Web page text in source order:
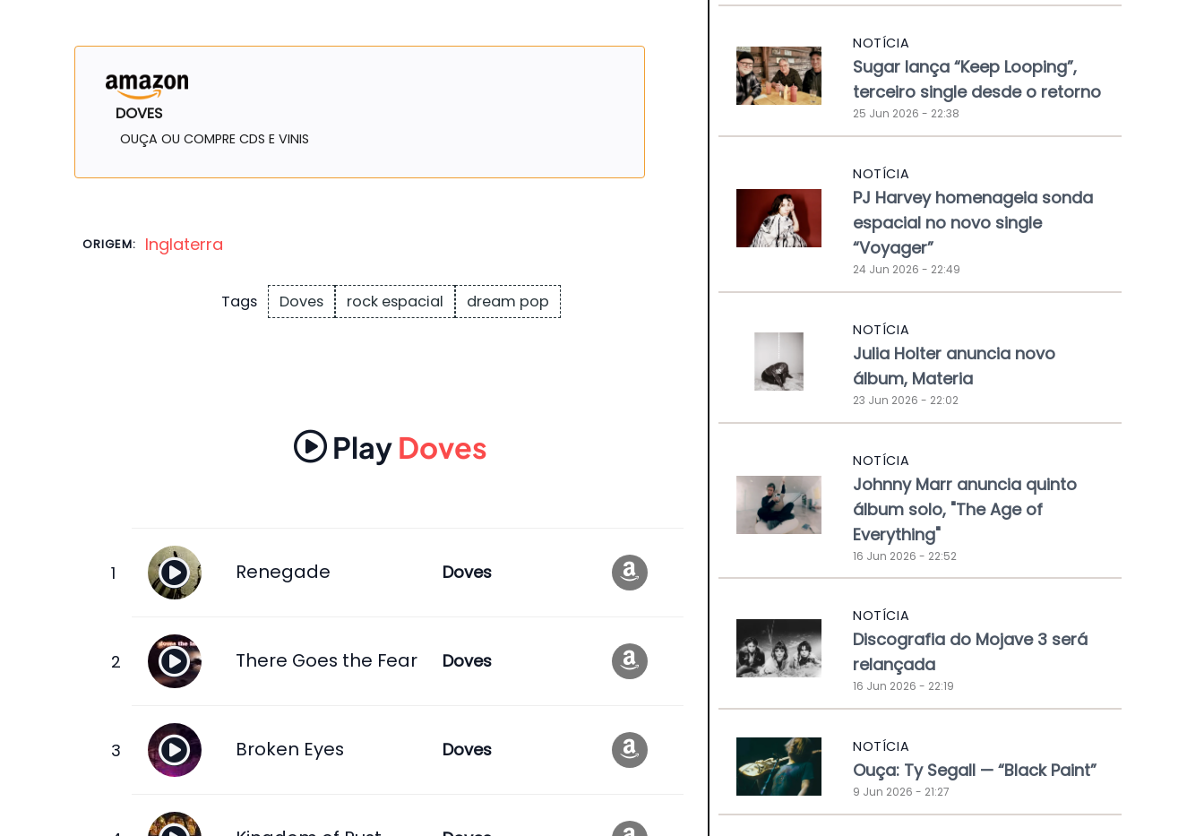
DOVES
OUÇA OU COMPRE CDS E VINIS
ORIGEM: Inglaterra
Tags Doves rock espacial dream pop
PlayDoves
Renegade Doves
There Goes the Fear Doves
Broken Eyes Doves
NOTÍCIA
Sugar lança “Keep Looping”,
terceiro single desde o retorno
25 Jun 2026 - 22:38
NOTÍCIA
PJ Harvey homenageia sonda
espacial no novo single
“Voyager”
24 Jun 2026 - 22:49
NOTÍCIA
Julia Holter anuncia novo
álbum, Materia
23 Jun 2026 - 22:02
NOTÍCIA
Johnny Marr anuncia quinto
álbum solo, "The Age of
Everything"
16 Jun 2026 - 22:52
NOTÍCIA
Discografia do Mojave 3 será
relançada
16 Jun 2026 - 22:19
NOTÍCIA
Ouça: Ty Segall — “Black Paint”
9 Jun 2026 - 21:27